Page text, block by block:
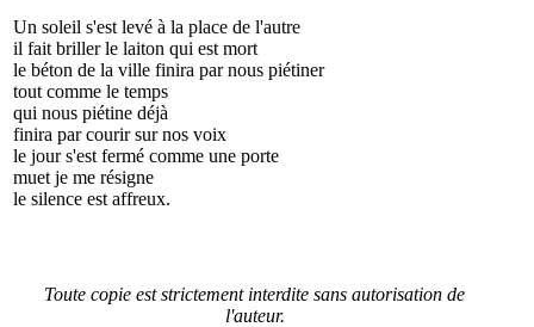
Un soleil s'est levé à la place de l'autre
il fait briller le laiton qui est mort
le béton de la ville finira par nous piétiner
tout comme le temps
qui nous piétine déjà
finira par courir sur nos voix
le jour s'est fermé comme une porte
muet je me résigne
le silence est affreux.
Toute copie est strictement interdite sans autorisation de
l'auteur.